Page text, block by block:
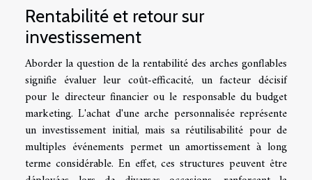
Rentabilité et retour sur
investissement
Aborder la question de la rentabilité des arches gonflables
signifie évaluer leur coût-efficacité, un facteur décisif
pour le directeur financier ou le responsable du budget
marketing. L'achat d'une arche personnalisée représente
un investissement initial, mais sa réutilisabilité pour de
multiples événements permet un amortissement à long
terme considérable. En effet, ces structures peuvent être